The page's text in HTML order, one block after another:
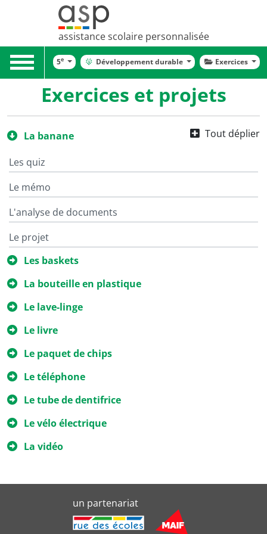
assistance scolaire personnalisée
Toggle
navigation
5e Développement durable Exercices
Exercices et projets
Tout déplier
La banane
Les quiz
Le mémo
L'analyse de documents
Le projet
Les baskets
La bouteille en plastique
Le lave-linge
Le livre
Le paquet de chips
Le téléphone
Le tube de dentifrice
Le vélo électrique
La vidéo
un partenariat